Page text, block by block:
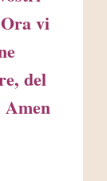
vi
del